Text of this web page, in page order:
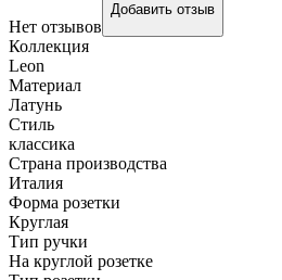
Нет отзывов
Добавить отзыв
Коллекция
Leon
Материал
Латунь
Стиль
классика
Страна производства
Италия
Форма розетки
Круглая
Тип ручки
На круглой розетке